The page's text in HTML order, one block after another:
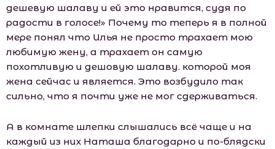
дешевую шалаву и ей это нравится, судя по
радости в голосе!» Почему то теперь я в полной
мере понял что Илья не просто трахает мою
любимую жену, а трахает он самую
похотливую и дешовую шалаву. которой моя
жена сейчас и является. Это возбудило так
сильно, что я почти уже не мог сдерживаться.
А в комнате шлепки слышались всё чаще и на
каждый из них Наташа благодарно и по-блядски